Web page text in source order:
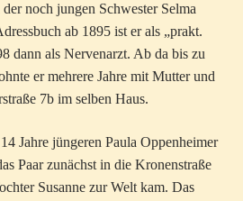
noch jungen Schwester Selma
ab 1895 ist er als „prakt.
dann als Nervenarzt. Ab da bis zu
er mehrere Jahre mit Mutter und
7b im selben Haus.
Jahre jüngeren Paula Oppenheimer
Paar zunächst in die Kronenstraße
Susanne zur Welt kam. Das